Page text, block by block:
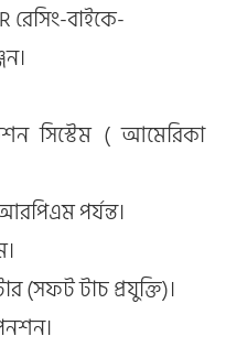
বাইকে-
সিস্টেম ( আমেরিকা
পর্যন্ত।
(সফট টাচ প্রযুক্তি)।